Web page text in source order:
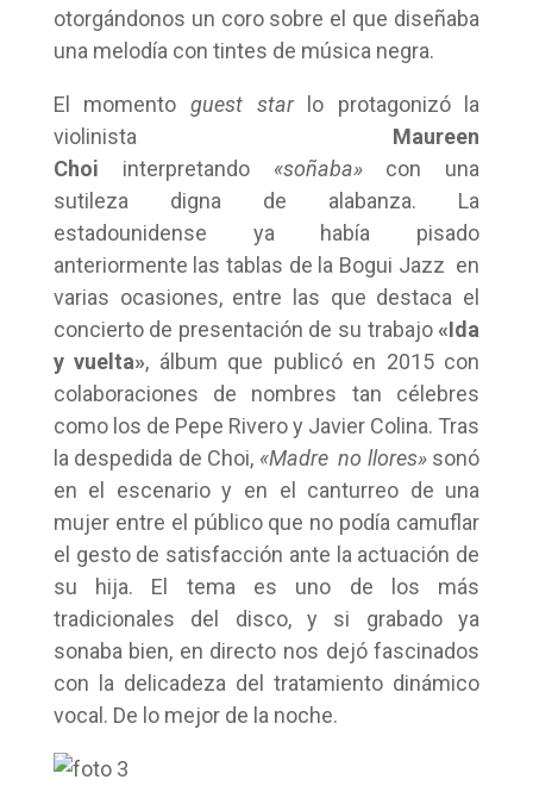
otorgándonos un coro sobre el que diseñaba
una melodía con tintes de música negra.
El momento guest starlo protagonizó la
violinista Maureen
Choi interpretando «soñaba» con una
sutileza digna de alabanza. La
estadounidense ya había pisado
anteriormente las tablas de la Bogui Jazz en
varias ocasiones, entre las que destaca el
concierto de presentación de su trabajo«Ida
y vuelta», álbum que publicó en 2015 con
colaboraciones de nombres tan célebres
como los de Pepe Rivero y Javier Colina. Tras
la despedida de Choi, «Madre no llores» sonó
en el escenario y en el canturreo de una
mujer entre el público que no podía camuflar
el gesto de satisfacción ante la actuación de
su hija. El tema es uno de los más
tradicionales del disco, y si grabado ya
sonaba bien, en directo nos dejó fascinados
con la delicadeza del tratamiento dinámico
vocal. De lo mejor de la noche.